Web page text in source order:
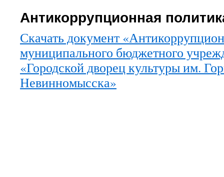
Антикоррупционная
Скачать документ
муниципального бюджетного
«Городской дворец культуры им.
Невинномысска»